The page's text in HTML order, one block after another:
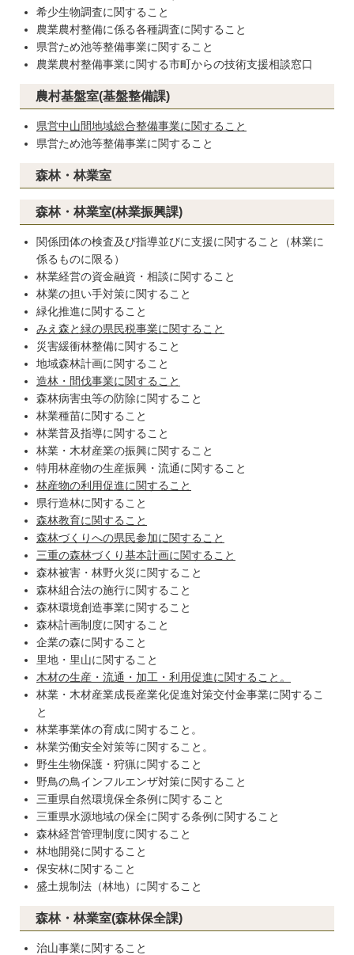
希少生物調査に関すること
農業農村整備に係る各種調査に関すること
県営ため池等整備事業に関すること
農業農村整備事業に関する市町からの技術支援相談窓口
農村基盤室(基盤整備課)
県営中山間地域総合整備事業に関すること
県営ため池等整備事業に関すること
森林・林業室
森林・林業室(林業振興課)
関係団体の検査及び指導並びに支援に関すること（林業に
係るものに限る）
林業経営の資金融資・相談に関すること
林業の担い手対策に関すること
緑化推進に関すること
みえ森と緑の県民税事業に関すること
災害緩衝林整備に関すること
地域森林計画に関すること
造林・間伐事業に関すること
森林病害虫等の防除に関すること
林業種苗に関すること
林業普及指導に関すること
林業・木材産業の振興に関すること
特用林産物の生産振興・流通に関すること
林産物の利用促進に関すること
県行造林に関すること
森林教育に関すること
森林づくりへの県民参加に関すること
三重の森林づくり基本計画に関すること
森林被害・林野火災に関すること
森林組合法の施行に関すること
森林環境創造事業に関すること
森林計画制度に関すること
企業の森に関すること
里地・里山に関すること
木材の生産・流通・加工・利用促進に関すること。
林業・木材産業成長産業化促進対策交付金事業に関するこ
と
林業事業体の育成に関すること。
林業労働安全対策等に関すること。
野生生物保護・狩猟に関すること
野鳥の鳥インフルエンザ対策に関すること
三重県自然環境保全条例に関すること
三重県水源地域の保全に関する条例に関すること
森林経営管理制度に関すること
林地開発に関すること
保安林に関すること
盛土規制法（林地）に関すること
森林・林業室(森林保全課)
治山事業に関すること